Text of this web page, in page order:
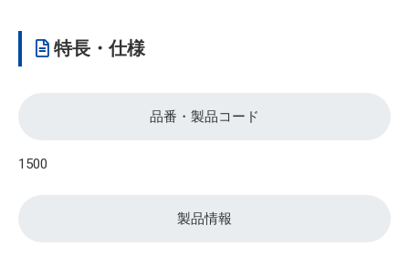
特長・仕様
品番・製品コード
1500
製品情報